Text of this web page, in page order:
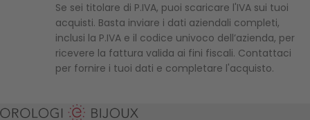
Se sei titolare di P.IVA, puoi scaricare l'IVA sui tuoi
acquisti. Basta inviare i dati aziendali completi,
inclusi la P.IVA e il codice univoco dell’azienda, per
ricevere la fattura valida ai fini fiscali. Contattaci
per fornire i tuoi dati e completare l'acquisto.